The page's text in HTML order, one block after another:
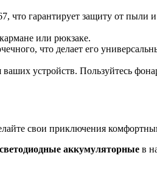
что гарантирует защиту от пыли
или рюкзаке.
что делает его
устройств. Пользуйтесь
свои приключения
аккумуляторные в